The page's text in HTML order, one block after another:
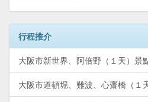
行程推介
大阪市新世界、阿倍野（１天）景
大阪市道頓堀、難波、心齋橋（１